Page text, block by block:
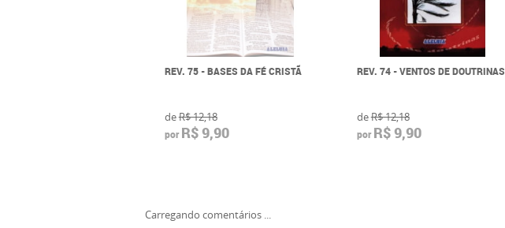
REV. 75 - BASES DA FÉ CRISTÃ
deR$ 12,18
por R$ 9,90
REV. 74 - VENTOS DE DOUTRINAS
deR$ 12,18
por R$ 9,90
Carregando comentários ...